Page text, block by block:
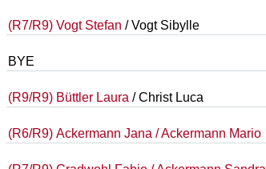
(R7/R9) Vogt Stefan / Vogt Sibylle
BYE
(R9/R9) Büttler Laura / Christ Luca
(R6/R9) Ackermann Jana / Ackermann Mario